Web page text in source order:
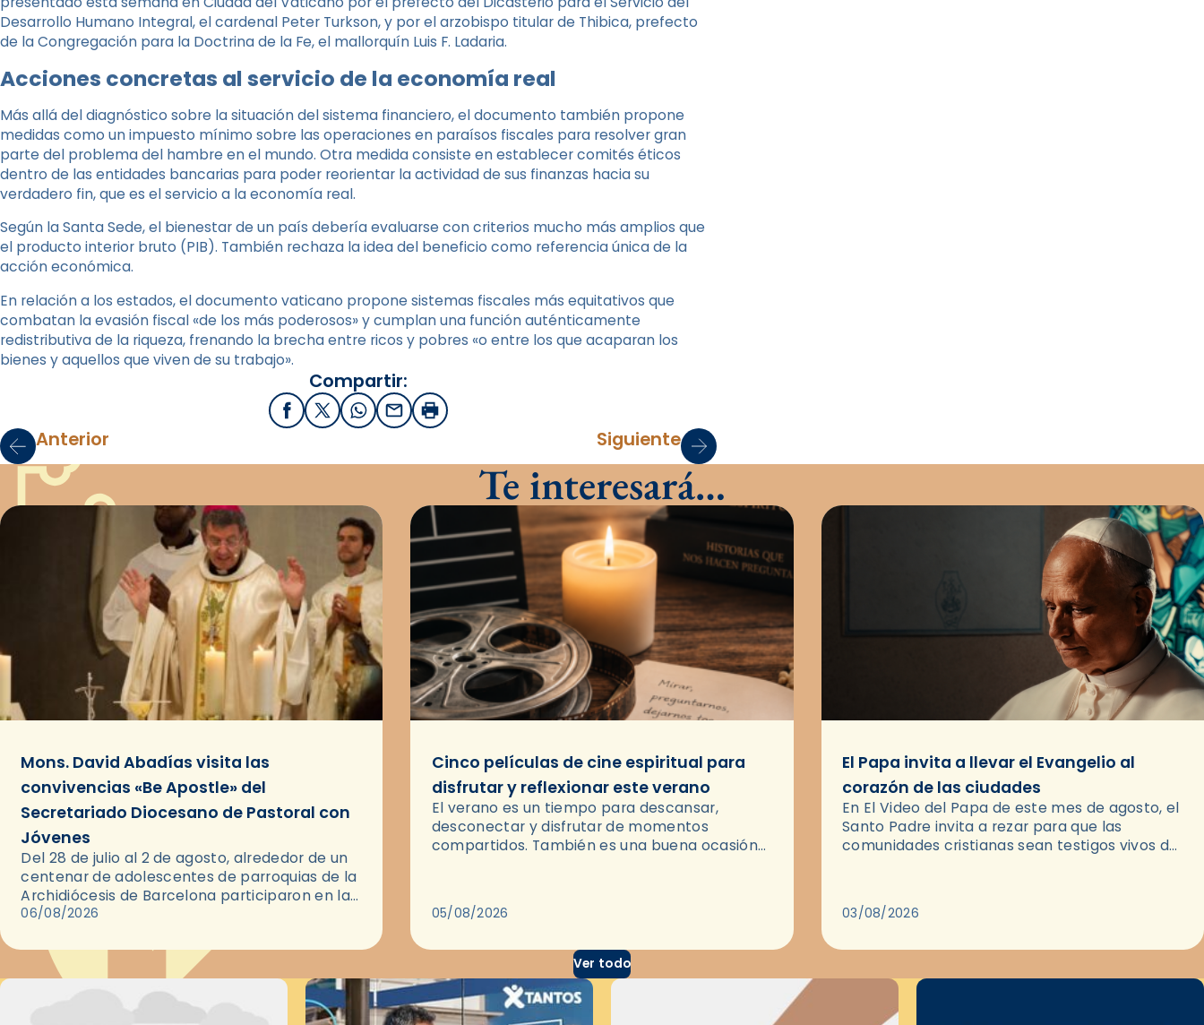
Desarrollo Humano Integral, el cardenal Peter Turkson, y por el arzobispo titular de Thibica, prefecto
de la Congregación para la Doctrina de la Fe, el mallorquín Luis F. Ladaria.
Acciones concretas al servicio de la economía real
Más allá del diagnóstico sobre la situación del sistema financiero, el documento también propone
medidas como un impuesto mínimo sobre las operaciones en paraísos fiscales para resolver gran
parte del problema del hambre en el mundo. Otra medida consiste en establecer comités éticos
dentro de las entidades bancarias para poder reorientar la actividad de sus finanzas hacia su
verdadero fin, que es el servicio a la economía real.
Según la Santa Sede, el bienestar de un país debería evaluarse con criterios mucho más amplios que
el producto interior bruto (PIB). También rechaza la idea del beneficio como referencia única de la
acción económica.
En relación a los estados, el documento vaticano propone sistemas fiscales más equitativos que
combatan la evasión fiscal «de los más poderosos» y cumplan una función auténticamente
redistributiva de la riqueza, frenando la brecha entre ricos y pobres «o entre los que acaparan los
bienes y aquellos que viven de su trabajo».
Compartir:
FacebookX / Twitter
WhatsApp
EmailImprimir
Anterior Siguiente
Te interesará…
Mons. David Abadías visita las
convivencias «Be Apostle» del
Secretariado Diocesano de Pastoral con
Jóvenes
Del 28 de julio al 2 de agosto, alrededor de un
centenar de adolescentes de parroquias de la
Archidiócesis de Barcelona participaron en las
convivencias Be Apostle, organizadas por el
06/08/2026
Cinco películas de cine espiritual para
disfrutar y reflexionar este verano
El verano es un tiempo para descansar,
desconectar y disfrutar de momentos
compartidos. También es una buena ocasión
05/08/2026
El Papa invita a llevar el Evangelio al
corazón de las ciudades
En El Video del Papa de este mes de agosto, el
Santo Padre invita a rezar para que las
comunidades cristianas sean testigos vivos del
03/08/2026
Ver todo